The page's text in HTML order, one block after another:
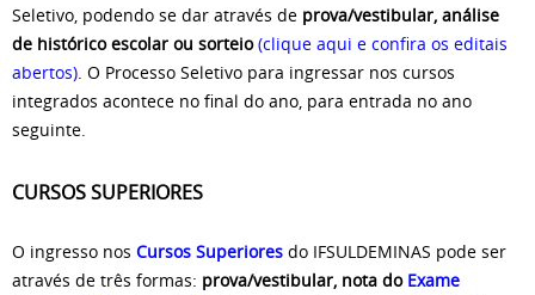
Seletivo, podendo se dar através de prova/vestibular, análise
de histórico escolar ou sorteio(clique aqui e confira os editais
abertos). O Processo Seletivo para ingressar nos cursos
integrados acontece no final do ano, para entrada no ano
seguinte.
CURSOS SUPERIORES
O ingresso nos Cursos Superiores do IFSULDEMINAS pode ser
através de três formas: prova/vestibular, nota do Exame